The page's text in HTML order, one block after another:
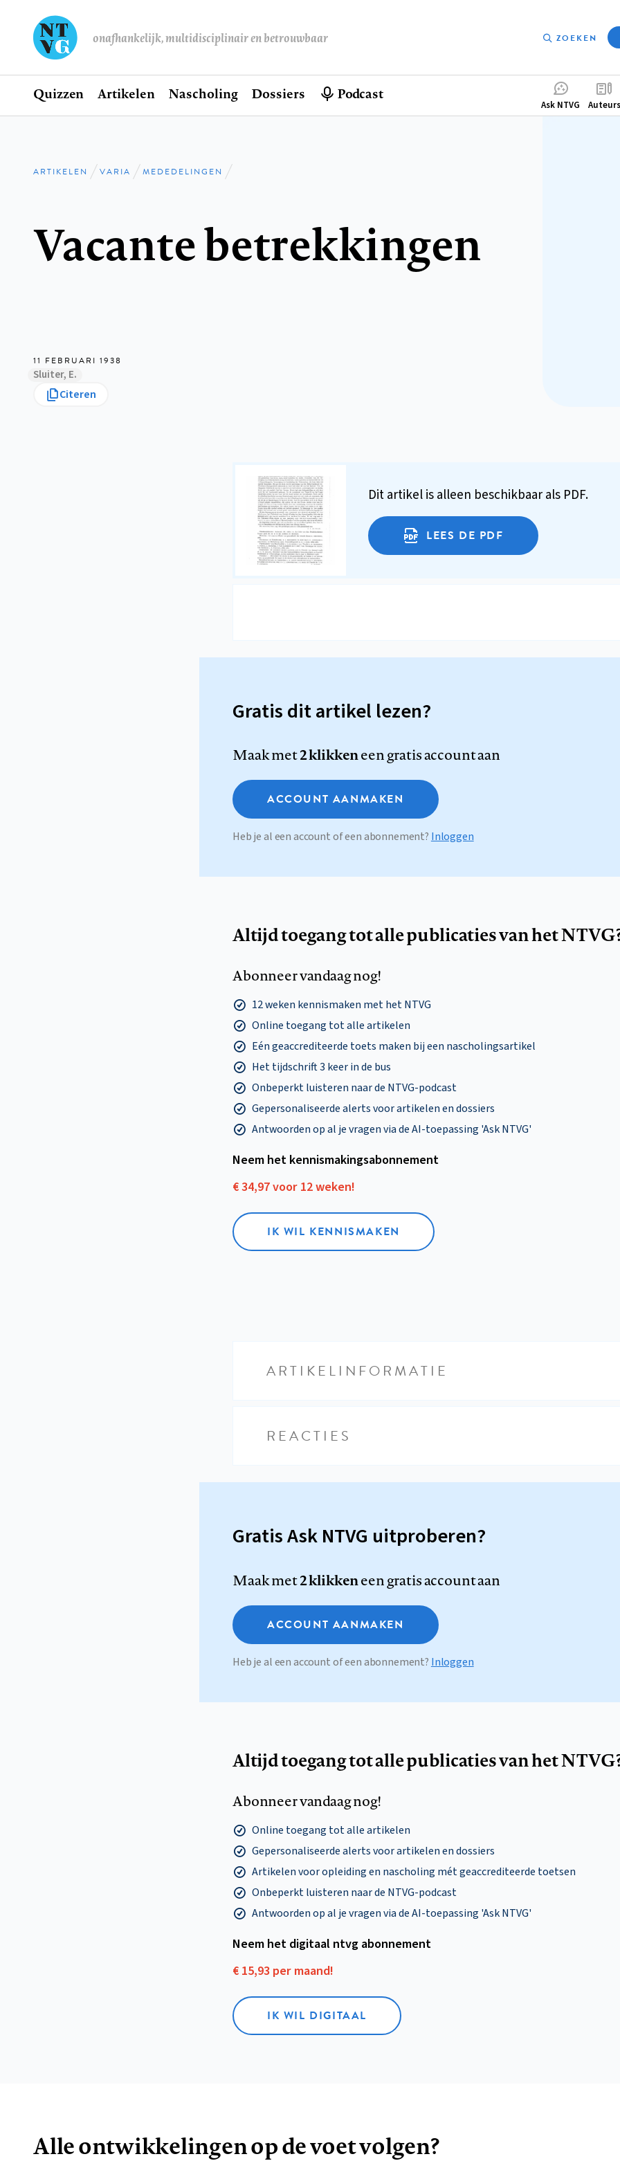
onafhankelijk, multidisciplinair en betrouwbaar ZOEKEN
Hoofdnavigatie
Home
Quizzen Artikelen Nascholing Dossiers Podcast
Ask NTVG Auteurs
Kruimelpad
ARTIKELEN VARIA MEDEDELINGEN
Vacante betrekkingen
11 FEBRUARI 1938
Sluiter, E.
Citeren
Dit artikel is alleen beschikbaar als PDF.
LEES DE PDF
Gratis dit artikel lezen?
Maak met2 klikkeneen gratis account aan
ACCOUNT AANMAKEN
Heb je al een account of een abonnement? Inloggen
Altijd toegang tot alle publicaties van het
Abonneer vandaag nog!
12 weken kennismaken met het NTVG
Online toegang tot alle artikelen
Eén geaccrediteerde toets maken bij een nascholingsartikel
Het tijdschrift 3 keer in de bus
Onbeperkt luisteren naar de NTVG-podcast
Gepersonaliseerde alerts voor artikelen en dossiers
Antwoorden op al je vragen via de AI-toepassing 'Ask NTVG'
Neem het kennismakings­abonnement
€ 34,97 voor 12 weken!
IK WIL KENNISMAKEN
ARTIKELINFORMATIE
REACTIES
Gratis Ask NTVG uitproberen?
Maak met2 klikkeneen gratis account aan
ACCOUNT AANMAKEN
Heb je al een account of een abonnement? Inloggen
Altijd toegang tot alle publicaties van het
Abonneer vandaag nog!
Online toegang tot alle artikelen
Gepersonaliseerde alerts voor artikelen en dossiers
Artikelen voor opleiding en nascholing mét geaccrediteerde toetsen
Onbeperkt luisteren naar de NTVG-podcast
Antwoorden op al je vragen via de AI-toepassing 'Ask NTVG'
Neem het digitaal ntvg abonnement
€ 15,93 per maand!
IK WIL DIGITAAL
Alle ontwikkelingen op de voet volgen?